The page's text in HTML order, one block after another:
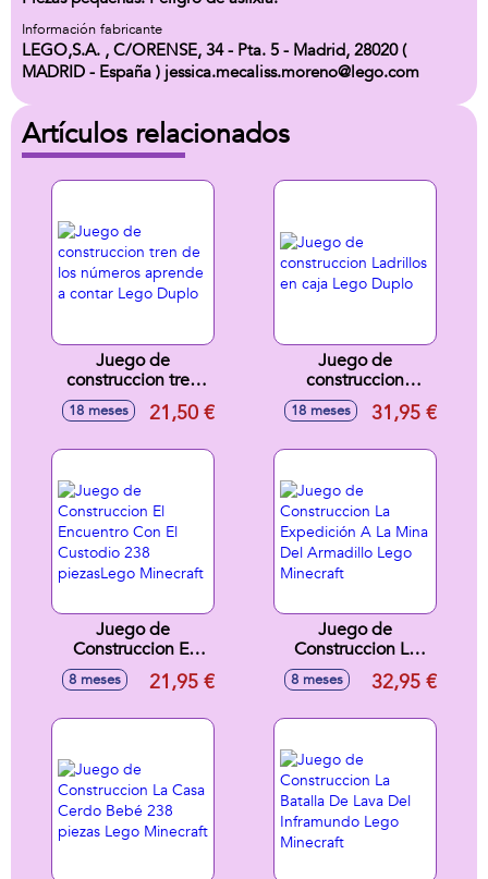
Información fabricante
LEGO,S.A. , C/ORENSE, 34 - Pta. 5 - Madrid, 28020 (
MADRID - España ) jessica.mecaliss.moreno@lego.com
Artículos relacionados
Juego de
construccion tren
de los números
aprende a contar
18 meses 21,50 €
Juego de
construccion
Ladrillos en caja
Lego Duplo
18 meses 31,95 €
Juego de
Construccion El
Encuentro Con El
Custodio 238
8 meses 21,95 €
Juego de
Construccion La
Expedición A La
Mina Del Armadillo
8 meses 32,95 €